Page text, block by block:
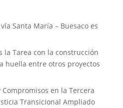
Santa María – Buesaco es
la Tarea con la construcción
huella entre otros proyectos
en la Tercera
Transicional Ampliado